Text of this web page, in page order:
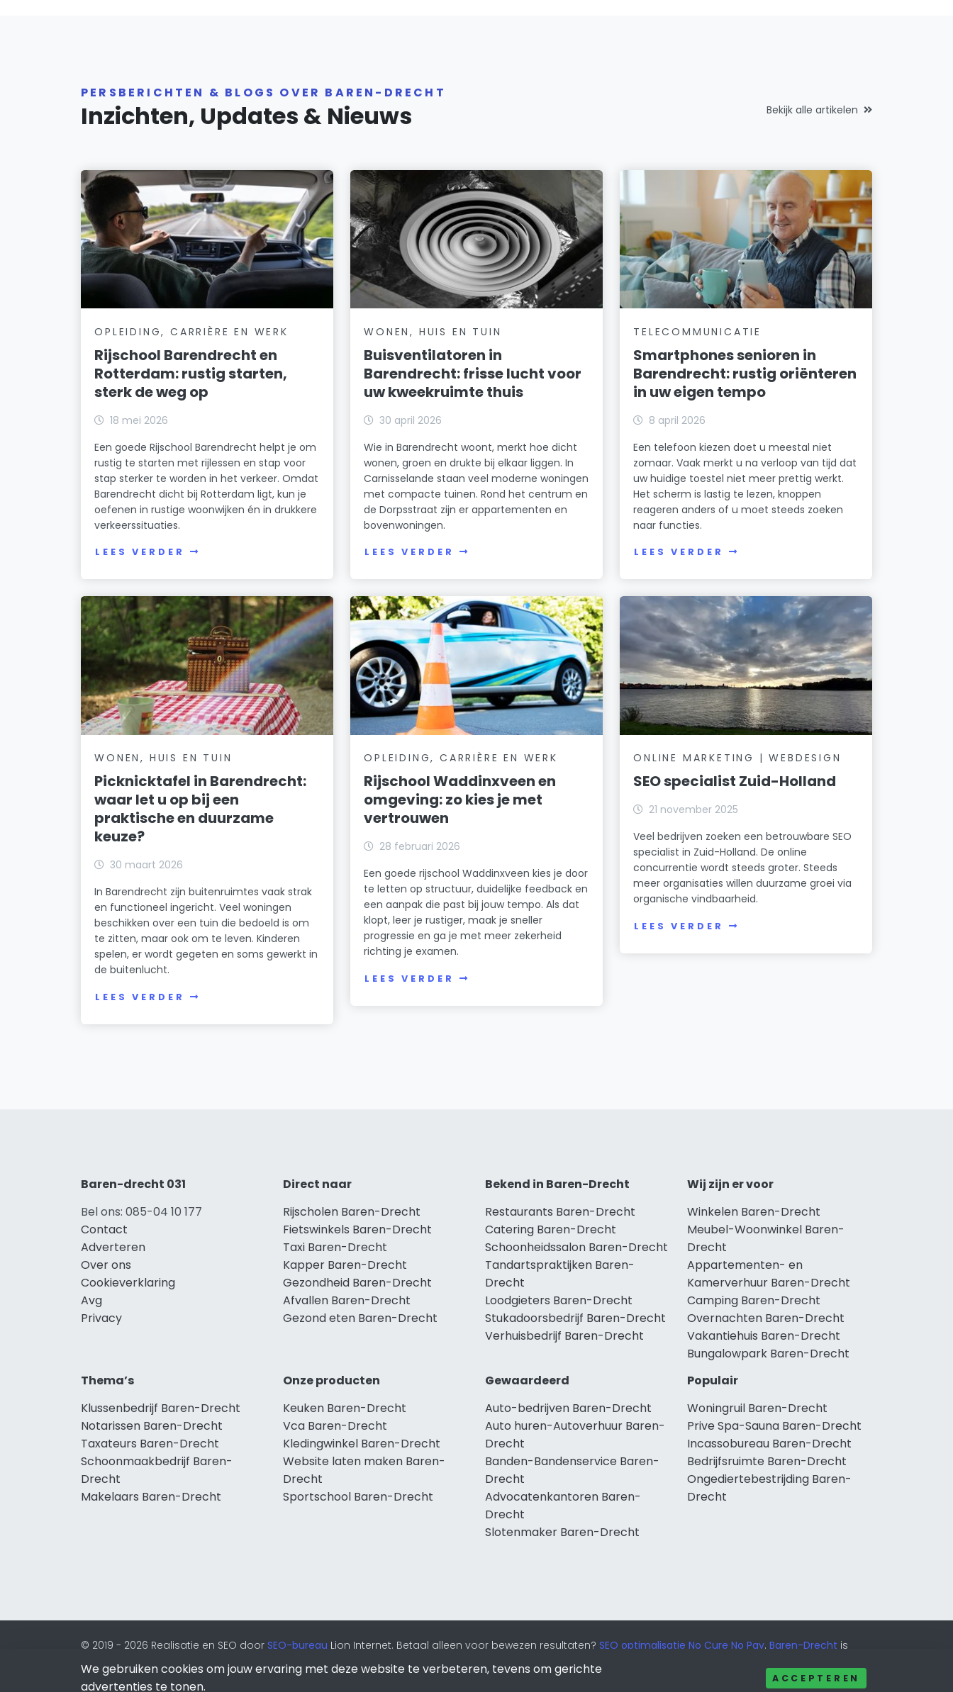
PERSBERICHTEN & BLOGS OVER BAREN-DRECHT
Inzichten, Updates & Nieuws Bekijk alle artikelen
OPLEIDING, CARRIÈRE EN WERK
Rijschool Barendrecht en
Rotterdam: rustig starten,
sterk de weg op
18 mei 2026
Een goede Rijschool Barendrecht helpt je om
rustig te starten met rijlessen en stap voor
stap sterker te worden in het verkeer. Omdat
Barendrecht dicht bij Rotterdam ligt, kun je
oefenen in rustige woonwijken én in drukkere
verkeerssituaties.
LEES VERDER
WONEN, HUIS EN TUIN
Buisventilatoren in
Barendrecht: frisse lucht voor
uw kweekruimte thuis
30 april 2026
Wie in Barendrecht woont, merkt hoe dicht
wonen, groen en drukte bij elkaar liggen. In
Carnisselande staan veel moderne woningen
met compacte tuinen. Rond het centrum en
de Dorpsstraat zijn er appartementen en
bovenwoningen.
LEES VERDER
TELECOMMUNICATIE
Smartphones senioren in
Barendrecht: rustig oriënteren
in uw eigen tempo
8 april 2026
Een telefoon kiezen doet u meestal niet
zomaar. Vaak merkt u na verloop van tijd dat
uw huidige toestel niet meer prettig werkt.
Het scherm is lastig te lezen, knoppen
reageren anders of u moet steeds zoeken
naar functies.
LEES VERDER
WONEN, HUIS EN TUIN
Picknicktafel in Barendrecht:
waar let u op bij een
praktische en duurzame
keuze?
30 maart 2026
In Barendrecht zijn buitenruimtes vaak strak
en functioneel ingericht. Veel woningen
beschikken over een tuin die bedoeld is om
te zitten, maar ook om te leven. Kinderen
spelen, er wordt gegeten en soms gewerkt in
de buitenlucht.
LEES VERDER
OPLEIDING, CARRIÈRE EN WERK
Rijschool Waddinxveen en
omgeving: zo kies je met
vertrouwen
28 februari 2026
Een goede rijschool Waddinxveen kies je door
te letten op structuur, duidelijke feedback en
een aanpak die past bij jouw tempo. Als dat
klopt, leer je rustiger, maak je sneller
progressie en ga je met meer zekerheid
richting je examen.
LEES VERDER
ONLINE MARKETING | WEBDESIGN
SEO specialist Zuid-Holland
21 november 2025
Veel bedrijven zoeken een betrouwbare SEO
specialist in Zuid-Holland. De online
concurrentie wordt steeds groter. Steeds
meer organisaties willen duurzame groei via
organische vindbaarheid.
LEES VERDER
Baren-drecht 031
Bel ons: 085-04 10 177
Contact
Adverteren
Over ons
Cookieverklaring
Avg
Privacy
Direct naar
Rijscholen Baren-Drecht
Fietswinkels Baren-Drecht
Taxi Baren-Drecht
Kapper Baren-Drecht
Gezondheid Baren-Drecht
Afvallen Baren-Drecht
Gezond eten Baren-Drecht
Bekend in Baren-Drecht
Restaurants Baren-Drecht
Catering Baren-Drecht
Schoonheidssalon Baren-Drecht
Tandartspraktijken Baren-
Drecht
Loodgieters Baren-Drecht
Stukadoorsbedrijf Baren-Drecht
Verhuisbedrijf Baren-Drecht
Wij zijn er voor
Winkelen Baren-Drecht
Meubel-Woonwinkel Baren-
Drecht
Appartementen- en
Kamerverhuur Baren-Drecht
Camping Baren-Drecht
Overnachten Baren-Drecht
Vakantiehuis Baren-Drecht
Bungalowpark Baren-Drecht
Thema’s
Klussenbedrijf Baren-Drecht
Notarissen Baren-Drecht
Taxateurs Baren-Drecht
Schoonmaakbedrijf Baren-
Drecht
Makelaars Baren-Drecht
Onze producten
Keuken Baren-Drecht
Vca Baren-Drecht
Kledingwinkel Baren-Drecht
Website laten maken Baren-
Drecht
Sportschool Baren-Drecht
Gewaardeerd
Auto-bedrijven Baren-Drecht
Auto huren-Autoverhuur Baren-
Drecht
Banden-Bandenservice Baren-
Drecht
Advocatenkantoren Baren-
Drecht
Slotenmaker Baren-Drecht
Populair
Woningruil Baren-Drecht
Prive Spa-Sauna Baren-Drecht
Incassobureau Baren-Drecht
Bedrijfsruimte Baren-Drecht
Ongediertebestrijding Baren-
Drecht
© 2019 - 2026 Realisatie en SEO door SEO-bureau Lion Internet. Betaal alleen voor bewezen resultaten? SEO optimalisatie No Cure No Pay. Baren-Drecht is
onderdeel van Lion Internet.
Beeldcredits
We gebruiken cookies om jouw ervaring met deze website te verbeteren, tevens om gerichte
advertenties te tonen.
ACCEPTEREN